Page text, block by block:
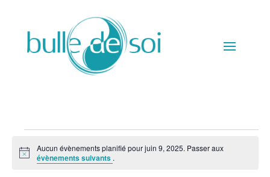
for
Notice
Aucun évènements planifié pour juin 9, 2025. Passer aux
évènements suivants .